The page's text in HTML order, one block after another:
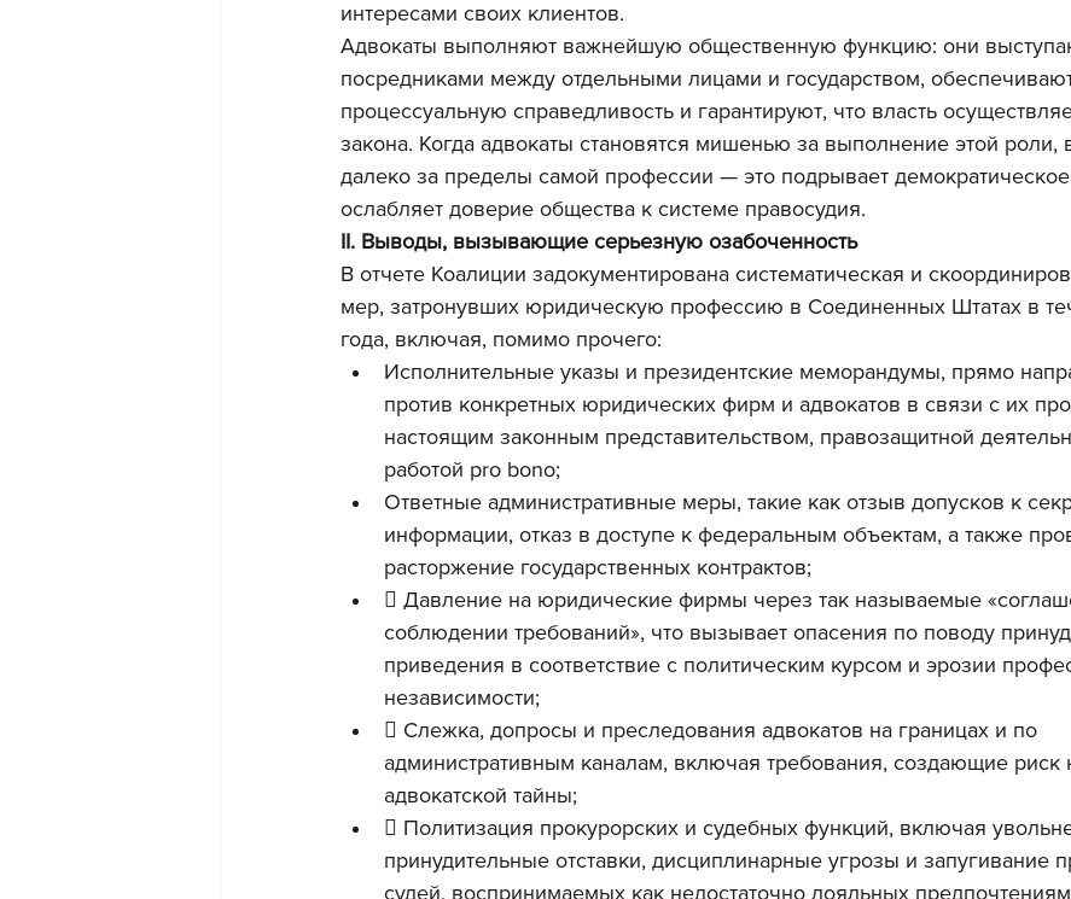
интересами своих клиентов.
Адвокаты выполняют важнейшую общественную функцию: они
посредниками между отдельными лицами и государством,
процессуальную справедливость и гарантируют, что власть
закона. Когда адвокаты становятся мишенью за выполнение этой роли,
далеко за пределы самой профессии — это подрывает
ослабляет доверие общества к системе правосудия.
II. Выводы, вызывающие серьезную озабоченность
В отчете Коалиции задокументирована систематическая и
мер, затронувших юридическую профессию в Соединенных Штатах в
года, включая, помимо прочего:
Исполнительные указы и президентские меморандумы, прямо
против конкретных юридических фирм и адвокатов в связи с их
настоящим законным представительством, правозащитной
работой pro bono;
Ответные административные меры, такие как отзыв допусков к
информации, отказ в доступе к федеральным объектам, а также
расторжение государственных контрактов;
 Давление на юридические фирмы через так называемые
соблюдении требований», что вызывает опасения по поводу
приведения в соответствие с политическим курсом и эрозии
независимости;
 Слежка, допросы и преследования адвокатов на границах и по
административным каналам, включая требования, создающие риск
адвокатской тайны;
 Политизация прокурорских и судебных функций, включая
принудительные отставки, дисциплинарные угрозы и запугивание
судей, воспринимаемых как недостаточно лояльных предпочтениям